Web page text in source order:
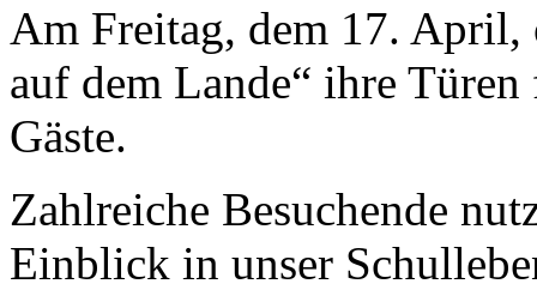
Am Freitag, dem 17. April,
auf dem Lande“ ihre
Gäste.
Zahlreiche Besuchende
Einblick in unser